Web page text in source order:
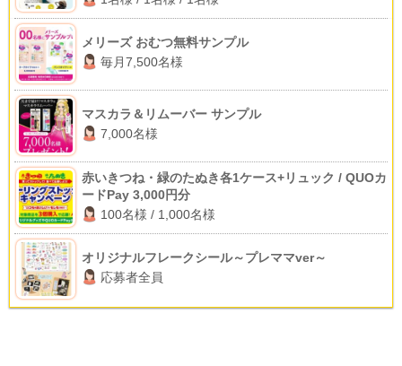
メリーズ おむつ無料サンプル
毎月7,500名様
マスカラ＆リムーバー サンプル
7,000名様
赤いきつね・緑のたぬき各1ケース+リュック / QUOカ
ードPay 3,000円分
100名様 / 1,000名様
オリジナルフレークシール～プレママver～
応募者全員